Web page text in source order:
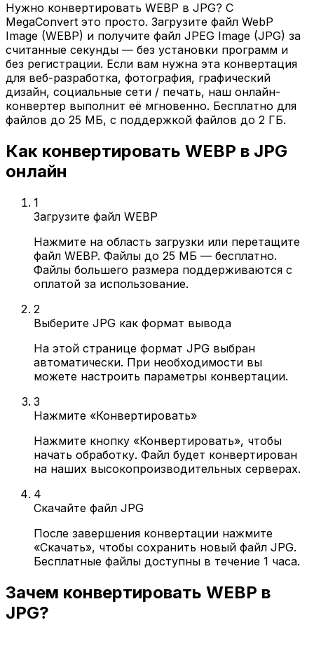
Нужно конвертировать WEBP в JPG? С
MegaConvert это просто. Загрузите файл WebP
Image (WEBP) и получите файл JPEG Image (JPG) за
считанные секунды — без установки программ и
без регистрации. Если вам нужна эта конвертация
для веб-разработка, фотография, графический
дизайн, социальные сети / печать, наш онлайн-
конвертер выполнит её мгновенно. Бесплатно для
файлов до 25 МБ, с поддержкой файлов до 2 ГБ.
Как конвертировать WEBP в JPG
онлайн
1
Загрузите файл WEBP
Нажмите на область загрузки или перетащите
файл WEBP. Файлы до 25 МБ — бесплатно.
Файлы большего размера поддерживаются с
оплатой за использование.
2
Выберите JPG как формат вывода
На этой странице формат JPG выбран
автоматически. При необходимости вы
можете настроить параметры конвертации.
3
Нажмите «Конвертировать»
Нажмите кнопку «Конвертировать», чтобы
начать обработку. Файл будет конвертирован
на наших высокопроизводительных серверах.
4
Скачайте файл JPG
После завершения конвертации нажмите
«Скачать», чтобы сохранить новый файл JPG.
Бесплатные файлы доступны в течение 1 часа.
Зачем конвертировать WEBP в
JPG?